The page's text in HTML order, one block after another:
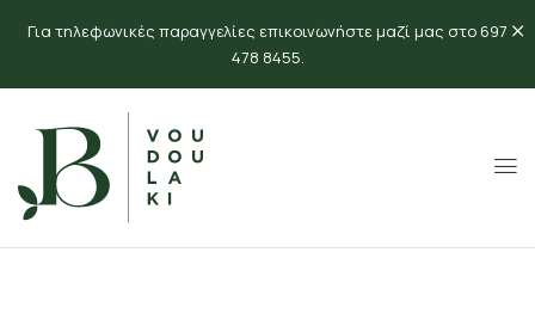
Για τηλεφωνικές παραγγελίες επικοινωνήστε μαζί μας στο 697
478 8455.